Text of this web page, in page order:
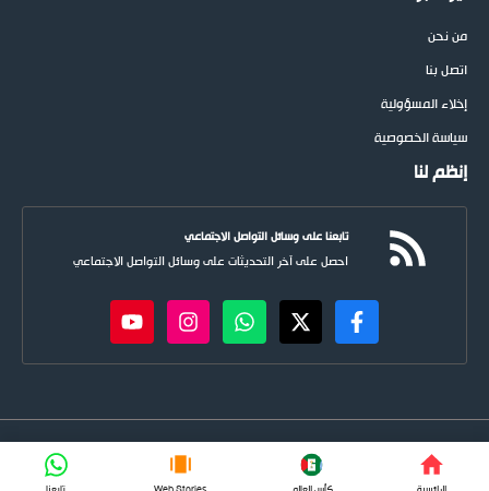
من نحن
اتصل بنا
إخلاء المسؤولية
سياسة الخصوصية
إنظم لنا
تابعنا على وسائل التواصل الاجتماعي
احصل على آخر التحديثات على وسائل التواصل الاجتماعي
newspoots.com • جميع الحقوق © محفوظة لموقع